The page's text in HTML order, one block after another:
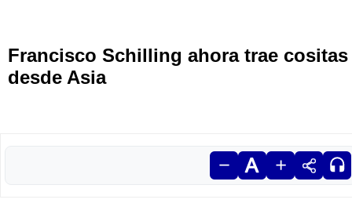
Francisco Schilling ahora trae cositas
desde Asia